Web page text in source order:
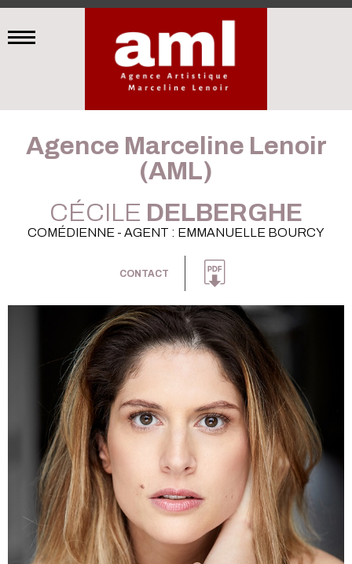
Agence Marceline Lenoir
(AML)
CÉCILE DELBERGHE
COMÉDIENNE - AGENT : EMMANUELLE BOURCY
CONTACT